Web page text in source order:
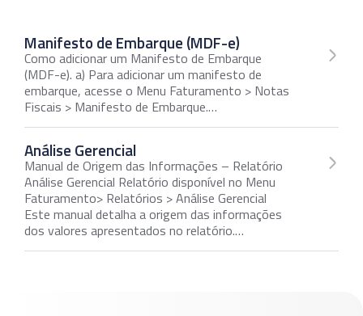
Manifesto de Embarque (MDF-e)
Como adicionar um Manifesto de Embarque
(MDF-e). a) Para adicionar um manifesto de
embarque, acesse o Menu Faturamento > Notas
Fiscais > Manifesto de Embarque.…
Análise Gerencial
Manual de Origem das Informações – Relatório
Análise Gerencial Relatório disponível no Menu
Faturamento> Relatórios > Análise Gerencial
Este manual detalha a origem das informações
dos valores apresentados no relatório.…